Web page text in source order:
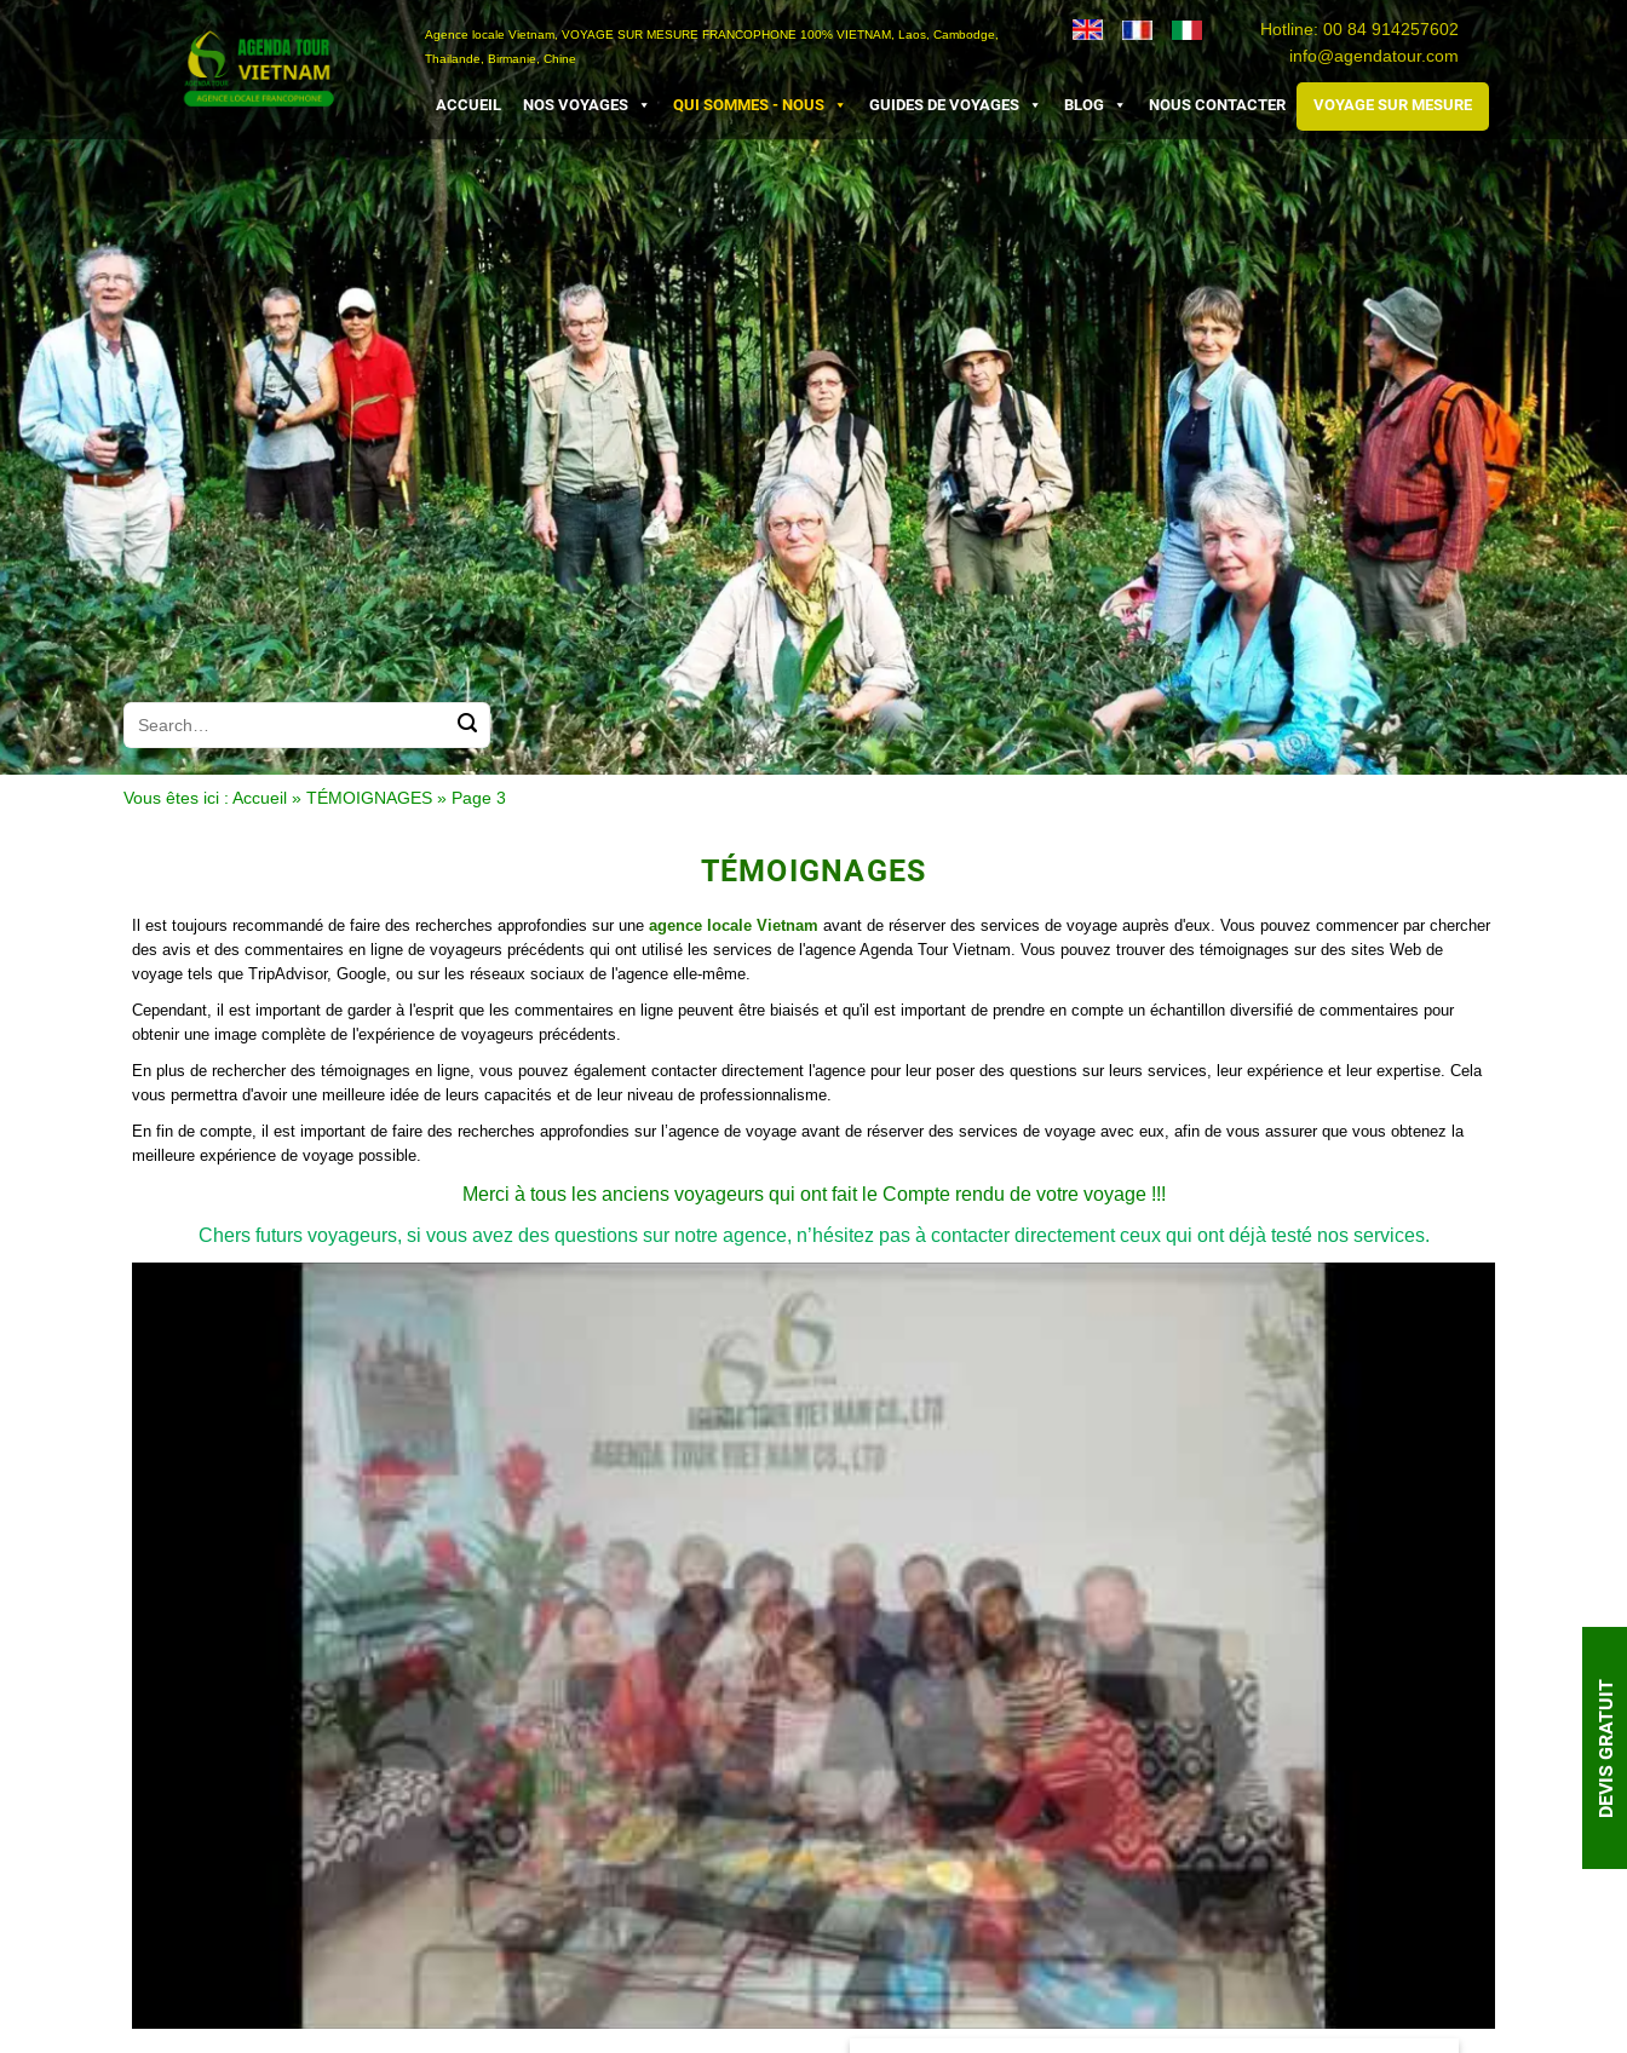
Passer
au
contenu
Agence locale Vietnam, VOYAGE SUR MESURE FRANCOPHONE 100% VIETNAM, Laos, Cambodge,
Thailande, Birmanie, Chine
Travel
Vietnam
Agence
de
voyage
au
Vietnam
Viaggio
Vietnam
Hotline:00 84 914257602
info@agendatour.com
ACCUEIL NOS VOYAGES QUI SOMMES - NOUS GUIDES DE VOYAGES BLOG NOUS CONTACTER VOYAGE SUR MESURE
Vous êtes ici : Accueil » TÉMOIGNAGES » Page 3
TÉMOIGNAGES
Il est toujours recommandé de faire des recherches approfondies sur une agence locale Vietnam avant de réserver des services de voyage auprès d'eux. Vous pouvez commencer par chercher
des avis et des commentaires en ligne de voyageurs précédents qui ont utilisé les services de l'agence Agenda Tour Vietnam. Vous pouvez trouver des témoignages sur des sites Web de
voyage tels que TripAdvisor, Google, ou sur les réseaux sociaux de l'agence elle-même.
Cependant, il est important de garder à l'esprit que les commentaires en ligne peuvent être biaisés et qu'il est important de prendre en compte un échantillon diversifié de commentaires pour
obtenir une image complète de l'expérience de voyageurs précédents.
En plus de rechercher des témoignages en ligne, vous pouvez également contacter directement l'agence pour leur poser des questions sur leurs services, leur expérience et leur expertise. Cela
vous permettra d'avoir une meilleure idée de leurs capacités et de leur niveau de professionnalisme.
En fin de compte, il est important de faire des recherches approfondies sur l’agence de voyage avant de réserver des services de voyage avec eux, afin de vous assurer que vous obtenez la
meilleure expérience de voyage possible.
Merci à tous les anciens voyageurs qui ont fait le Compte rendu de votre voyage !!!
Chers futurs voyageurs, si vous avez des questions sur notre agence, n’hésitez pas à contacter directement ceux qui ont déjà testé nos services.
DEVIS GRATUIT